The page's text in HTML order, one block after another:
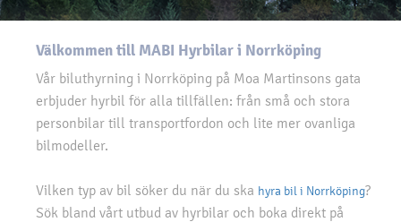
Välkommen till MABI Hyrbilar i Norrköping
Vår biluthyrning i Norrköping på Moa Martinsons gata
erbjuder hyrbil för alla tillfällen: från små och stora
personbilar till transportfordon och lite mer ovanliga
bilmodeller.
Vilken typ av bil söker du när du ska hyra bil i Norrköping?
Sök bland vårt utbud av hyrbilar och boka direkt på